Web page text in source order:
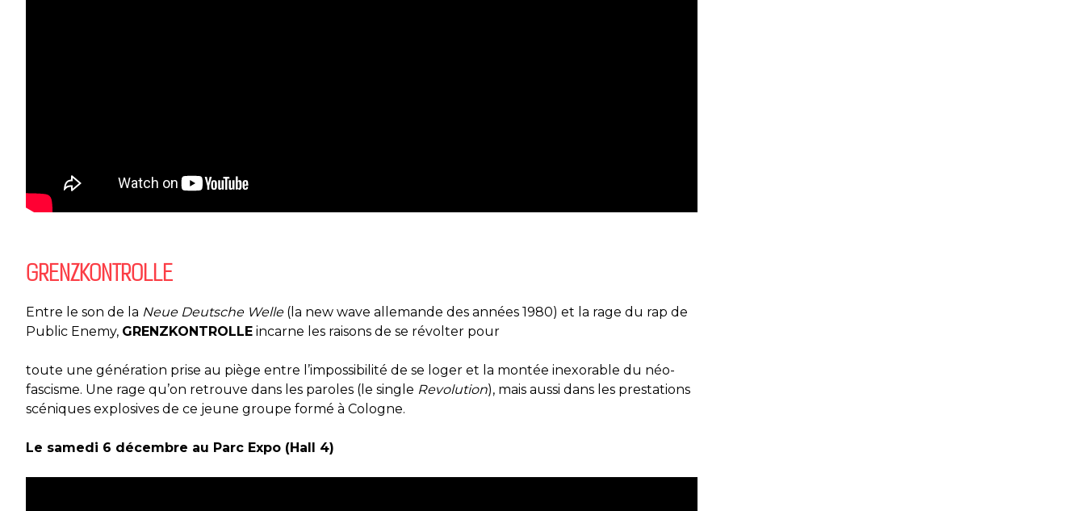
GRENZKONTROLLE
Entre le son de la Neue Deutsche Welle (la new wave allemande des années 1980) et la rage du rap de
Public Enemy, GRENZKONTROLLE incarne les raisons de se révolter pour
toute une génération prise au piège entre l’impossibilité de se loger et la montée inexorable du néo-
fascisme. Une rage qu’on retrouve dans les paroles (le single Revolution), mais aussi dans les prestations
scéniques explosives de ce jeune groupe formé à Cologne.
Le samedi 6 décembre au Parc Expo (Hall 4)